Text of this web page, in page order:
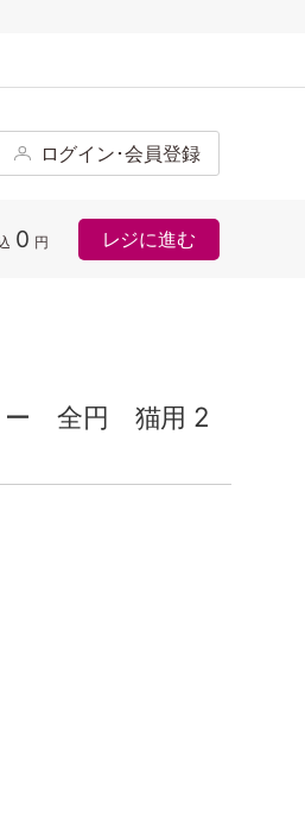
ログイン･会員登録
0 円 レジに進む
ー 全円 猫用 2